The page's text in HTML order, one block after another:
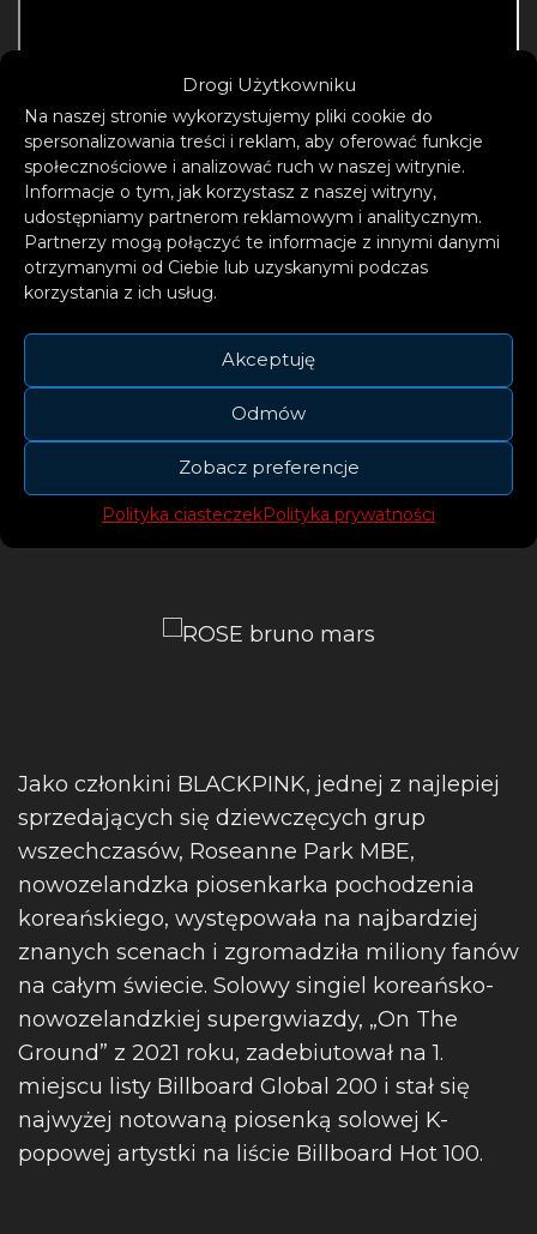
Drogi Użytkowniku
Na naszej stronie wykorzystujemy pliki cookie do
spersonalizowania treści i reklam, aby oferować funkcje
społecznościowe i analizować ruch w naszej witrynie.
Informacje o tym, jak korzystasz z naszej witryny,
udostępniamy partnerom reklamowym i analitycznym.
Partnerzy mogą połączyć te informacje z innymi danymi
otrzymanymi od Ciebie lub uzyskanymi podczas
korzystania z ich usług.
Akceptuję
Odmów
Zobacz preferencje
Polityka ciasteczekPolityka prywatności
Teledysk do piosenki wyreżyserował Daniel
Ramos i Bruno Mars.
Jako członkini BLACKPINK, jednej z najlepiej
sprzedających się dziewczęcych grup
wszechczasów, Roseanne Park MBE,
nowozelandzka piosenkarka pochodzenia
koreańskiego, występowała na najbardziej
znanych scenach i zgromadziła miliony fanów
na całym świecie. Solowy singiel koreańsko-
nowozelandzkiej supergwiazdy, „On The
Ground” z 2021 roku, zadebiutował na 1.
miejscu listy Billboard Global 200 i stał się
najwyżej notowaną piosenką solowej K-
popowej artystki na liście Billboard Hot 100.